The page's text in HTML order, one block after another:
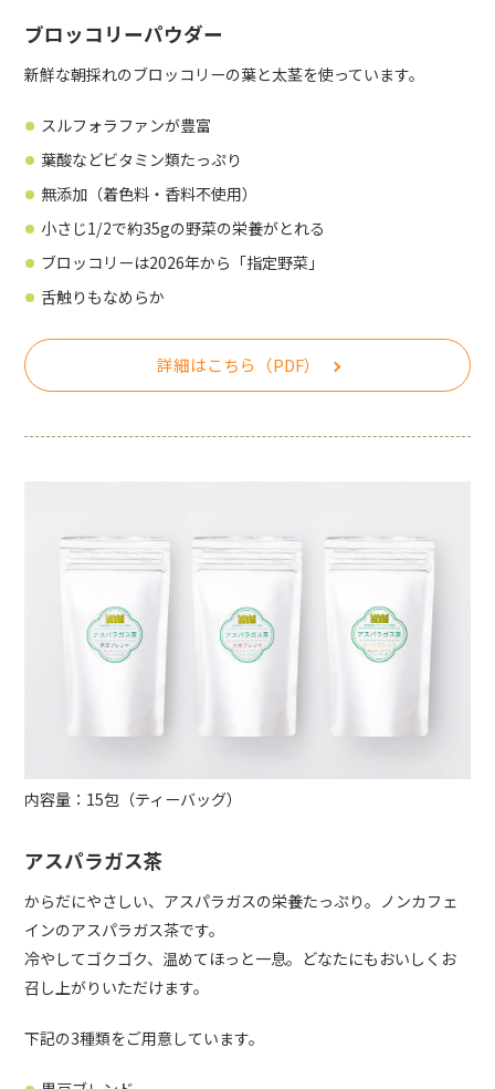
ブロッコリーパウダー
新鮮な朝採れのブロッコリーの葉と太茎を使っています。
スルフォラファンが豊富
葉酸などビタミン類たっぷり
無添加（着色料・香料不使用）
小さじ1/2で約35gの野菜の栄養がとれる
ブロッコリーは2026年から「指定野菜」
舌触りもなめらか
詳細はこちら（PDF）
内容量：15包（ティーバッグ）
アスパラガス茶
からだにやさしい、アスパラガスの栄養たっぷり。ノンカフェ
インのアスパラガス茶です。
冷やしてゴクゴク、温めてほっと一息。どなたにもおいしくお
召し上がりいただけます。
下記の3種類をご用意しています。